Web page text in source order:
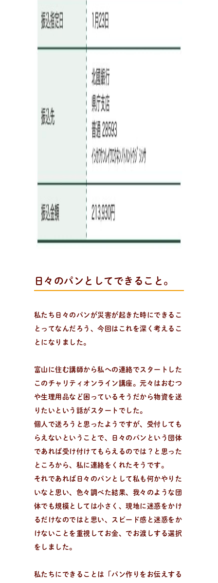
検索
パンが作りたい！
種類、作り方/シーン、材料から検索できる、簡単なパ
ンやおやつのレシピをご紹介。
作りを学 ぶ
の パ ン 教室検 索
パンが作りたい！
日々のパンとしてできること。
私たち日々のパンが災害が起きた時にできるこ
とってなんだろう、今回はこれを深く考えるこ
とになりました。
富山に住む講師から私への連絡でスタートした
このチャリティオンライン講座。元々はおむつ
や生理用品など困っているそうだから物資を送
りたいという話がスタートでした。
個人で送ろうと思ったようですが、受付しても
らえないということで、日々のパンという団体
であれば受け付けてもらえるのでは？と思った
ところから、私に連絡をくれたそうです。
それであれば日々のパンとして私も何かやりた
いなと思い、色々調べた結果、我々のような団
体でも規模としては小さく、現地に迷惑をかけ
るだけなのではと思い、スピード感と迷惑をか
けないことを重視してお金、でお渡しする選択
をしました。
私たちにできることは「パン作りをお伝えする